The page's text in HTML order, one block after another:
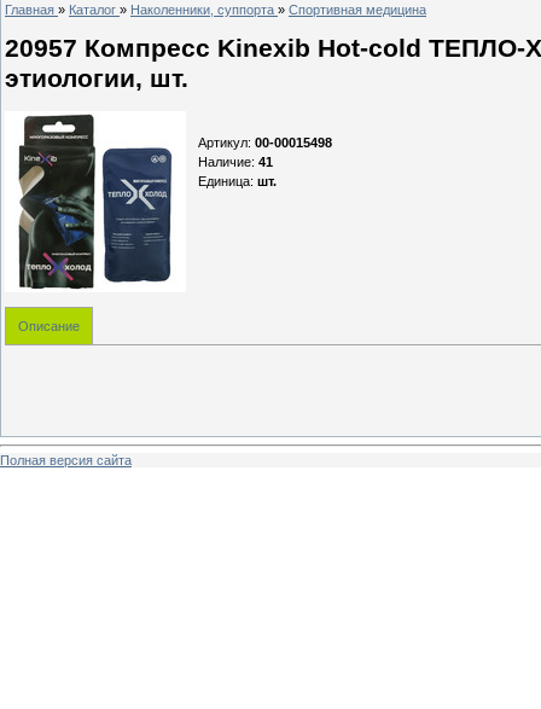
Главная » Каталог » Наколенники, суппорта » Спортивная медицина
20957 Компресс Kinexib Hot-cold
этиологии, шт.
Артикул: 00-00015498
Наличие: 41
Единица: шт.
Описание
Полная версия сайта